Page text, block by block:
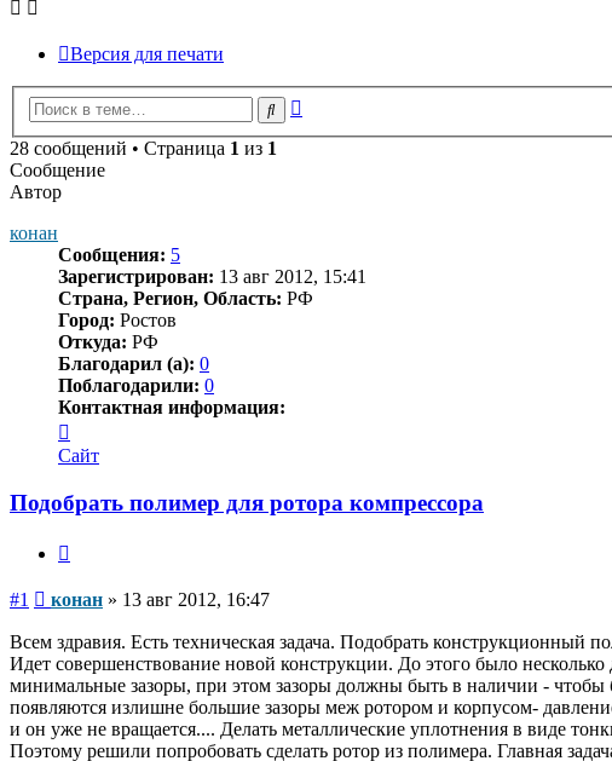
Версия для печати
Поиск
28 сообщений • Страница 1 из 1
Сообщение
Автор
конан
Сообщения: 5
Зарегистрирован: 13 авг 2012, 15:41
Страна, Регион, Область: РФ
Город: Ростов
Откуда: РФ
Благодарил (а): 0
Поблагодарили: 0
Контактная информация:
информация
пользователя
конан
Сайт
Подобрать полимер для ротора компрессора
#1 Сообщение
конан » 13 авг 2012, 16:47
Всем здравия. Есть техническая задача. Подобрать конструкционный
Идет совершенствование новой конструкции. До этого было
минимальные зазоры, при этом зазоры должны быть в наличии -
появляются излишне большие зазоры меж ротором и корпусом-
и он уже не вращается.... Делать металлические уплотнения в виде
Поэтому решили попробовать сделать ротор из полимера. Главная